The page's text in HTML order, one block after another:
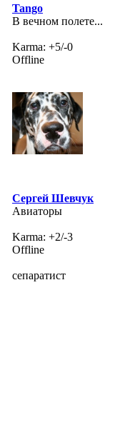
Tango
В вечном полете...
Karma: +5/-0
Offline
Сергей Шевчук
Авиаторы
Karma: +2/-3
Offline
сепаратист